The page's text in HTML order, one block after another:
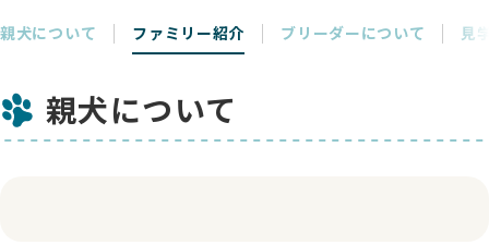
親犬について ファミリー紹介 ブリーダーについて 見
親犬について